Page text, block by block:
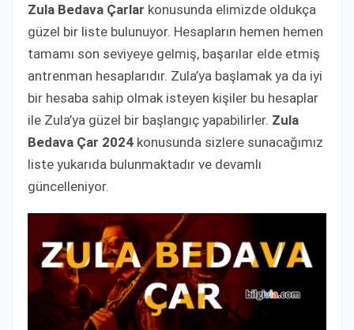
Zula Bedava Çarlar konusunda elimizde oldukça
güzel bir liste bulunuyor. Hesapların hemen hemen
tamamı son seviyeye gelmiş, başarılar elde etmiş
antrenman hesaplarıdır. Zula’ya başlamak ya da iyi
bir hesaba sahip olmak isteyen kişiler bu hesaplar
ile Zula’ya güzel bir başlangıç yapabilirler. Zula
Bedava Çar 2024 konusunda sizlere sunacağımız
liste yukarıda bulunmaktadır ve devamlı
güncelleniyor.